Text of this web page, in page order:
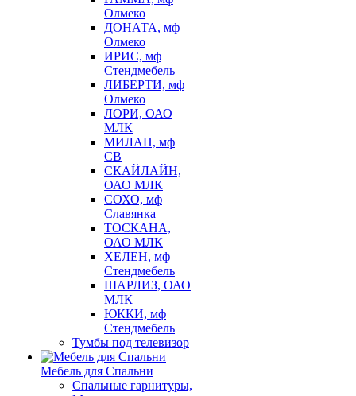
Олмеко
ДОНАТА, мф
Олмеко
ИРИС, мф
Стендмебель
ЛИБЕРТИ, мф
Олмеко
ЛОРИ, ОАО
МЛК
МИЛАН, мф
СВ
СКАЙЛАЙН,
ОАО МЛК
СОХО, мф
Славянка
ТОСКАНА,
ОАО МЛК
ХЕЛЕН, мф
Стендмебель
ШАРЛИЗ, ОАО
МЛК
ЮККИ, мф
Стендмебель
Тумбы под телевизор
Мебель для Спальни
Спальные гарнитуры,